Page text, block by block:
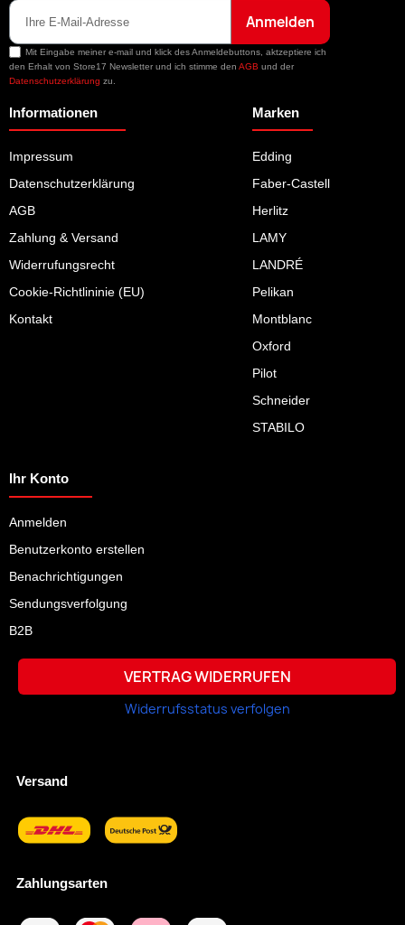
Anmelden
Mit Eingabe meiner e-mail und klick des Anmeldebuttons, aktzeptiere ich
den Erhalt von Store17 Newsletter und ich stimme den AGB und der
Datenschutzerklärung zu.
Informationen
Impressum
Datenschutzerklärung
AGB
Zahlung & Versand
Widerrufungsrecht
Cookie-Richtlininie (EU)
Kontakt
Marken
Edding
Faber-Castell
Herlitz
LAMY
LANDRÉ
Pelikan
Montblanc
Oxford
Pilot
Schneider
STABILO
Ihr Konto
Anmelden
Benutzerkonto erstellen
Benachrichtigungen
Sendungsverfolgung
B2B
VERTRAG WIDERRUFEN
Widerrufsstatus verfolgen
Versand
Zahlungsarten